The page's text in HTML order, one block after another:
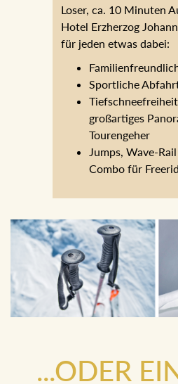
Wintersport lieben.
Loser, ca. 10 Minuten
Hotel Erzherzog
Sportliche
Tiefschneefreiheit
großartiges
Tourengeher
Jumps, Wave-
Boarder